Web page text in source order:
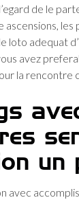
de le
ascensions, les
loto adequat
avez
la rencontre
un
avec